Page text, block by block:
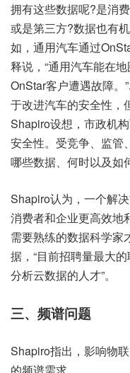
拥有这些数据呢?是消
或是第三方?数据也有
如，通用汽车通过
释说，“通用汽车能在
OnStar客户遭遇故障。
于改进汽车的安全性，
Shapiro设想，市政机
安全性。受竞争、监管
哪些数据、何时以及如
Shapiro认为，一个解
消费者和企业更高效地
需要熟练的数据科学家
据，“目前招聘量最大
分析云数据的人才”。
三、频谱问题
Shapiro指出，影响物